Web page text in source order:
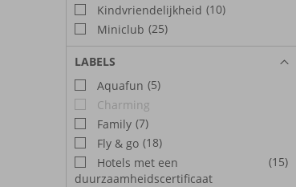
Kindvriendelijkheid (10)
Miniclub (25)
LABELS
Aquafun (5)
Charming
Family (7)
Fly & go (18)
Hotels met een
duurzaamheidscertificaat
(15)